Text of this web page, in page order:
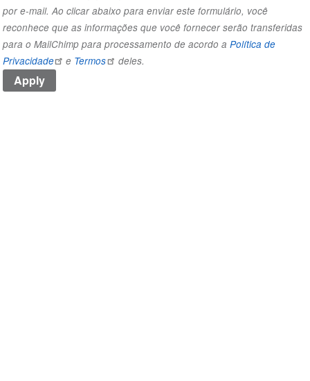
por e-mail. Ao clicar abaixo para enviar este formulário, você
reconhece que as informações que você fornecer serão transferidas
para o MailChimp para processamento de acordo a Política de
Privacidade
e Termos deles.